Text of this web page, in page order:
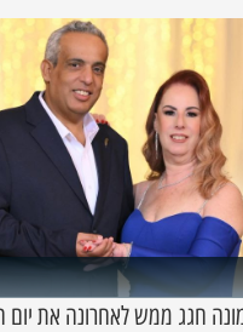
חגג ממש לאחרונה את יום